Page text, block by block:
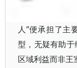
人”便承担了主
型，无疑有助
区域利益而非王